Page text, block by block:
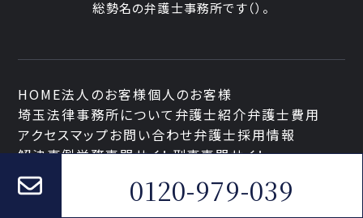
0120-979-039
総勢名の弁護士事務所です（）。
HOME法人のお客様個人のお客様
埼玉法律事務所について 弁護士紹介弁護士費用
アクセスマップお問い合わせ弁護士採用情報
解決事例労務専門サイト刑事専門サイト